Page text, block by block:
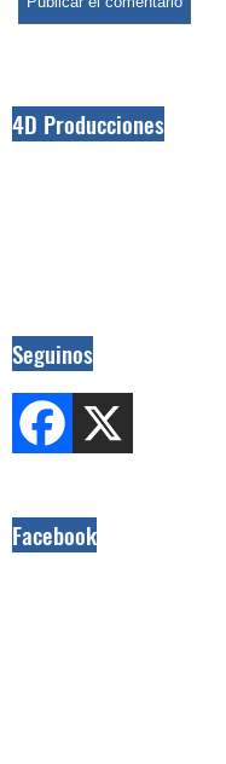
4D Producciones
Seguinos
Facebook